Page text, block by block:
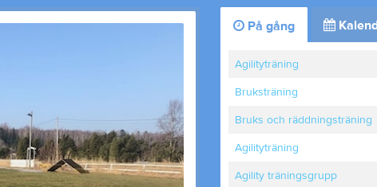
På gång
Agilityträning
Bruksträning
Bruks och räddningsträning
Agilityträning
Agility träningsgrupp